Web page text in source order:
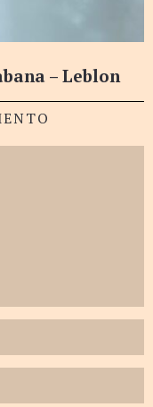
– Leblon